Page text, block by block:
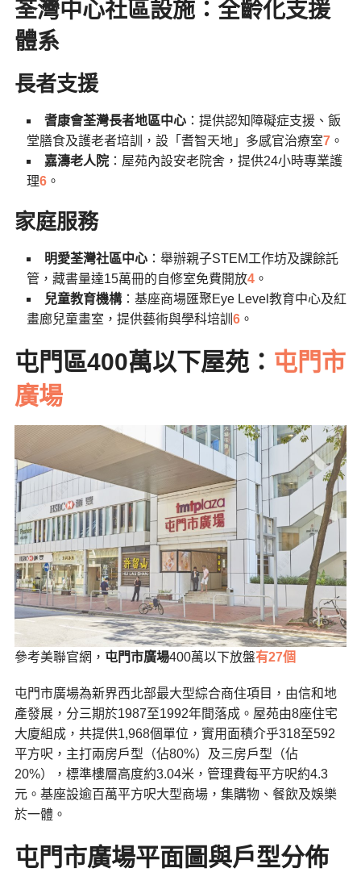
荃灣中心社區設施：全齡化支援
體系
長者支援
耆康會荃灣長者地區中心：提供認知障礙症支援、飯
堂膳食及護老者培訓，設「耆智天地」多感官治療室7。
嘉濤老人院：屋苑內設安老院舍，提供24小時專業護
理6。
家庭服務
明愛荃灣社區中心：舉辦親子STEM工作坊及課餘託
管，藏書量達15萬冊的自修室免費開放4。
兒童教育機構：基座商場匯聚Eye Level教育中心及紅
畫廊兒童畫室，提供藝術與學科培訓 6。
屯門區400萬以下屋苑： 屯門市
廣場
參考美聯官網， 屯門市廣場400萬以下放盤有27個
屯門市廣場為新界西北部最大型綜合商住項目，由信和地
產發展，分三期於1987至1992年間落成。屋苑由8座住宅
大廈組成，共提供1,968個單位，實用面積介乎318至592
平方呎，主打兩房戶型（佔80%）及三房戶型（佔
20%），標準樓層高度約3.04米，管理費每平方呎約4.3
元。基座設逾百萬平方呎大型商場，集購物、餐飲及娛樂
於一體。
屯門市廣場平面圖與戶型分佈